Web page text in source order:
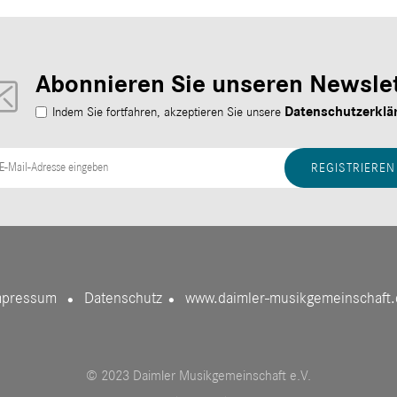
Abonnieren Sie unseren
Indem Sie fortfahren, akzeptieren Sie unsere
● Datenschutz ● www.daimler-
© 2023 Daimler Musikgemeinschaft e.V.